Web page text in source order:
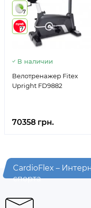
7
7
В наличии
Велотренажер Fitex
Upright FD9882
70358 грн.
CardioFlex –
спорта